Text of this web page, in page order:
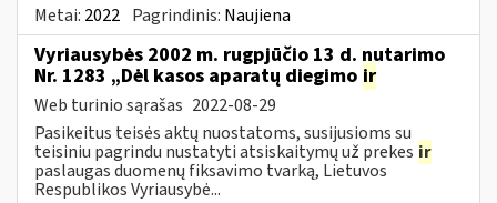
Metai: 2022 Pagrindinis: Naujiena
Vyriausybės 2002 m. rugpjūčio 13 d. nutarimo
Nr. 1283 „Dėl kasos aparatų diegimo ir
Web turinio sąrašas 2022-08-29
Pasikeitus teisės aktų nuostatoms, susijusioms su
teisiniu pagrindu nustatyti atsiskaitymų už prekes ir
paslaugas duomenų fiksavimo tvarką, Lietuvos
Respublikos Vyriausybė...